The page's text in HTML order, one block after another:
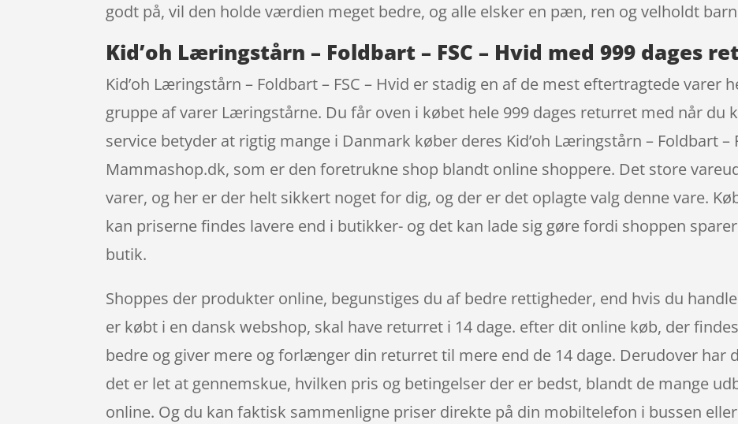
godt på, vil den holde værdien meget bedre, og alle elsker en pæn, ren og velholdt
Kid’oh Læringstårn – Foldbart – FSC – Hvid med 999 dages
Kid’oh Læringstårn – Foldbart – FSC – Hvid er stadig en af de mest eftertragtede varer
gruppe af varer Læringstårne. Du får oven i købet hele 999 dages returret med når du
service betyder at rigtig mange i Danmark køber deres Kid’oh Læringstårn – Foldbart –
Mammashop.dk, som er den foretrukne shop blandt online shoppere. Det store
varer, og her er der helt sikkert noget for dig, og der er det oplagte valg denne vare.
kan priserne findes lavere end i butikker- og det kan lade sig gøre fordi shoppen
butik.
Shoppes der produkter online, begunstiges du af bedre rettigheder, end hvis du
er købt i en dansk webshop, skal have returret i 14 dage. efter dit online køb, der
bedre og giver mere og forlænger din returret til mere end de 14 dage. Derudover har
det er let at gennemskue, hvilken pris og betingelser der er bedst, blandt de mange
online. Og du kan faktisk sammenligne priser direkte på din mobiltelefon i bussen